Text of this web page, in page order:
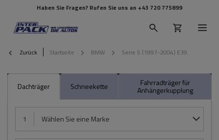
Haben Sie Fragen? Rufen Sie uns an +43 720 775899
Zurück Startseite BMW Serie 5 (1997-2004) E39
Dachträger Schneekette Fahrradträger für
Anhängerkupplung
1 Wählen Sie eine Marke